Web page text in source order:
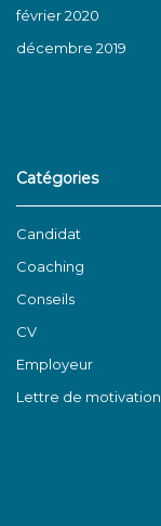
février 2020
décembre 2019
Catégories
Candidat
Coaching
Conseils
CV
Employeur
Lettre de motivation